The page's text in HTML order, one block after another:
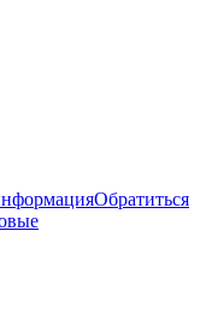
Обратиться